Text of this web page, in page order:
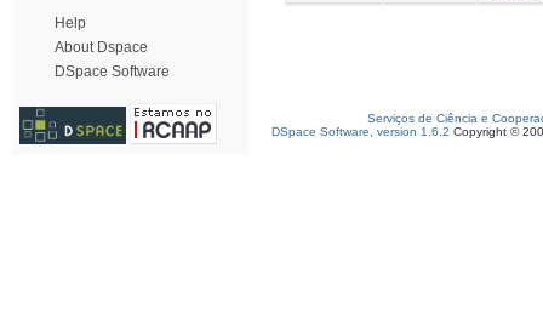
Help
About Dspace
DSpace Software
Serviços de Ciência e
DSpace Software, version 1.6.2 Copyright ©